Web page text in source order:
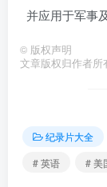
并应用于军事
© 版权声明
文章版权归作者所
纪录片大全
# 英语
# 美